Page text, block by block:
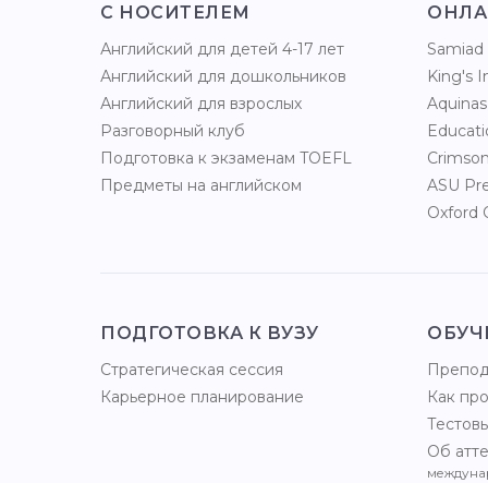
С НОСИТЕЛЕМ
Английский для детей 4-17 лет
Английский для дошкольников
Английский для взрослых
Разговорный клуб
Подготовка к экзаменам TOEFL
Предметы на английском
King's
ASU
Oxford
ПОДГОТОВКА К ВУЗУ
Стратегическая сессия
Карьерное планирование
Как
Об